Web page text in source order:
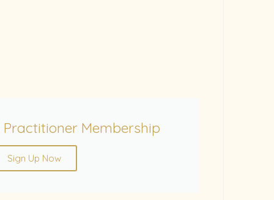
Membership
Sign Up Now